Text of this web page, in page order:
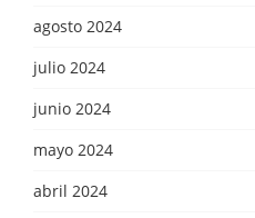
agosto 2024
julio 2024
junio 2024
mayo 2024
abril 2024